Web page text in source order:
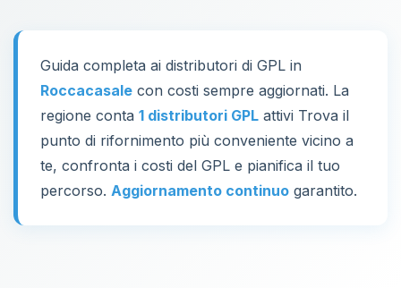
Guida completa ai distributori di GPL in
Roccacasale con costi sempre aggiornati. La
regione conta 1 distributori GPL attivi Trova il
punto di rifornimento più conveniente vicino a
te, confronta i costi del GPL e pianifica il tuo
percorso. Aggiornamento continuo garantito.